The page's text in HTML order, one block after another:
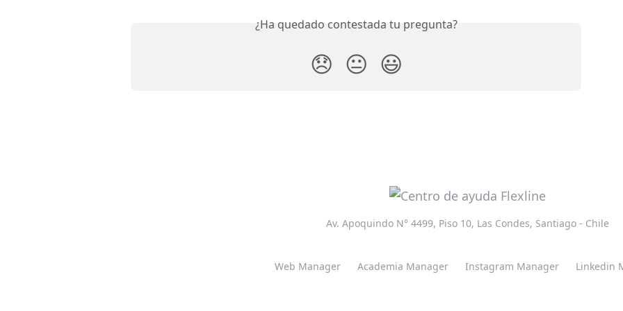
¿Ha quedado contestada tu pregunta?
😞 😐 😃
Av. Apoquindo N° 4499, Piso 10, Las Condes, Santiago - Chile
Web Manager Academia Manager Instagram Manager Linkedin